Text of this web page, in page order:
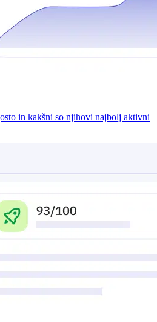
in kakšni so njihovi najbolj aktivni